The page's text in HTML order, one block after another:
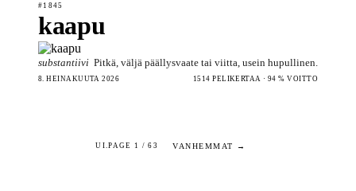
#1845
kaapu
substantiivi Pitkä, väljä päällysvaate tai viitta, usein hupullinen.
8. HEINÄKUUTA 2026 1514 PELIKERTAA · 94 % VOITTO
UI.PAGE 1 / 63 VANHEMMAT →